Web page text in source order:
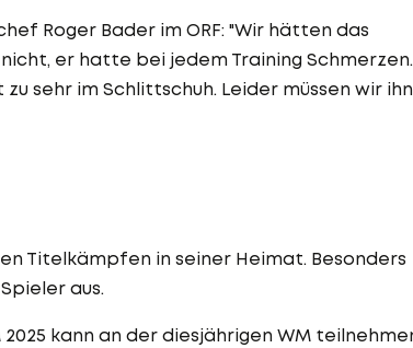
Roger Bader im ORF: "Wir hätten das
er hatte bei jedem Training Schmerzen.
sehr im Schlittschuh. Leider müssen wir ihn
Titelkämpfen in seiner Heimat. Besonders
aus.
kann an der diesjährigen WM